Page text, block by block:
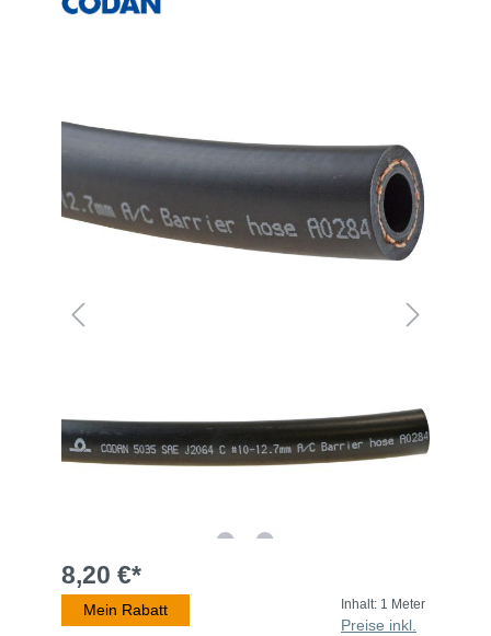
8,20 €*
Mein Rabatt Inhalt: 1 Meter
Preise inkl.